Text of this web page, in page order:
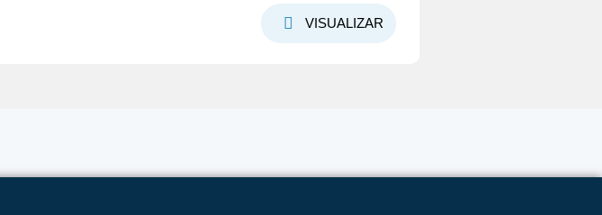
VISUALIZAR